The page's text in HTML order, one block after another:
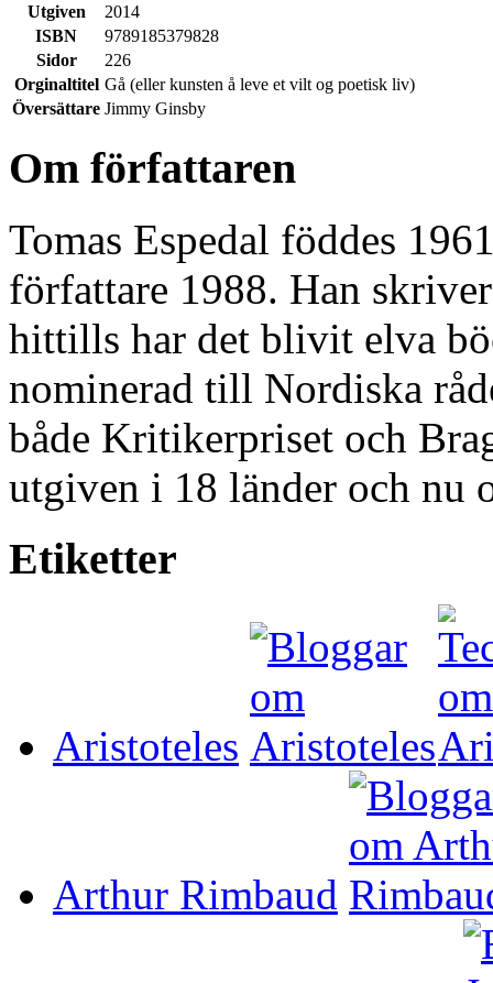
Utgiven
2014
ISBN
9789185379828
Sidor
226
Orginaltitel Gå (eller kunsten å leve et vilt og poetisk liv)
Översättare Jimmy Ginsby
Om författaren
Tomas Espedal föddes
författare 1988. Han
hittills har det blivit elva
nominerad till Nordiska
både Kritikerpriset och
utgiven i 18 länder och nu
Etiketter
Aristoteles
Arthur Rimbaud